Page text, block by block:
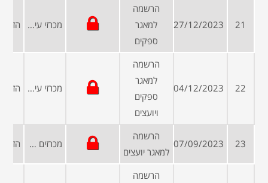
21
27/12/2023
הרשמה
למאגר
ספקים
מכרזי עיריות ומועצות
22
04/12/2023
הרשמה
למאגר
ספקים
ויועצים
מכרזי עיריות ומועצות
23
07/09/2023
הרשמה
למאגר יועצים
מכרזים פומביים
הרשמה